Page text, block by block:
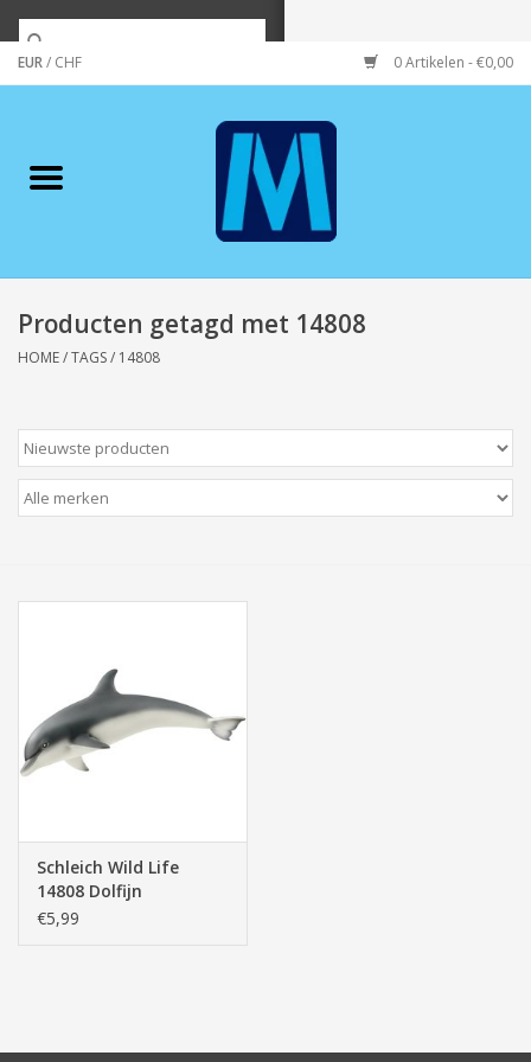
EUR/ CHF 0 Artikelen - €0,00
Merken
Wonen/koken/huishouden
Wenskaarten
Zeeuws/Streek
Elektra
Baby & Peuter
Speelgoed & hobby
Cadeau & feest
Producten getagd met 14808
HOME/TAGS/ 14808
Schleich Wild Life
14808 Dolfijn
€5,99